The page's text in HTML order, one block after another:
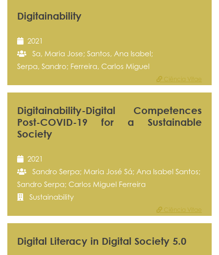
Digitainability
2021
Sa, Maria Jose; Santos, Ana Isabel;
Serpa, Sandro; Ferreira, Carlos Miguel
Ciência Vitae
Digitainability-Digital Competences
Post-COVID-19 for a Sustainable
Society
2021
Sandro Serpa; Maria José Sá; Ana Isabel Santos;
Sandro Serpa; Carlos Miguel Ferreira
Sustainability
Ciência Vitae
Digital Literacy in Digital Society 5.0